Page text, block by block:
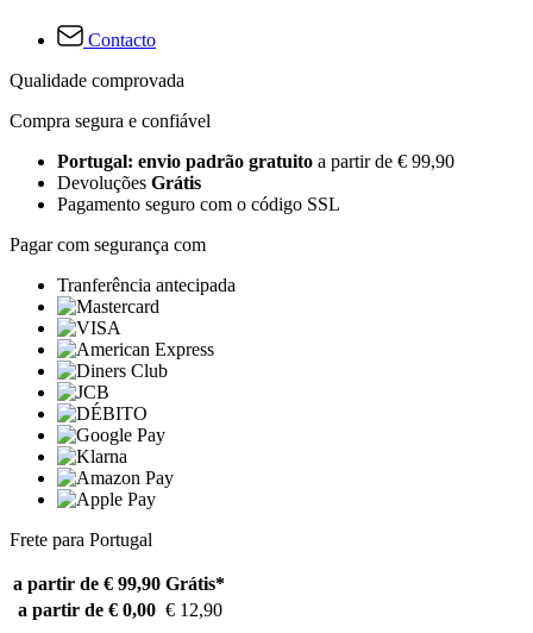
Contacto
Qualidade comprovada
Compra segura e confiável
Portugal: envio padrão gratuito a partir de € 99,90
Devoluções Grátis
Pagamento seguro com o código SSL
Pagar com segurança com
Tranferência antecipada
Frete para Portugal
a partir de € 99,90 Grátis*
a partir de € 0,00 € 12,90